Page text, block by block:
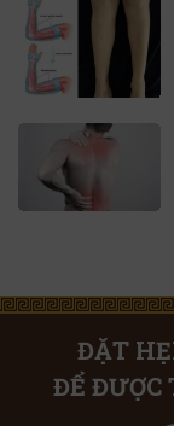
ĐẶT
ĐỂ